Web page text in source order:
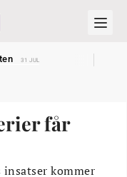
31 JUL
27 JUL
26 JUL
får
insatser kommer